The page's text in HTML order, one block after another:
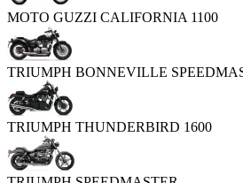
MOTO GUZZI CALIFORNIA 1100
TRIUMPH BONNEVILLE
TRIUMPH THUNDERBIRD 1600